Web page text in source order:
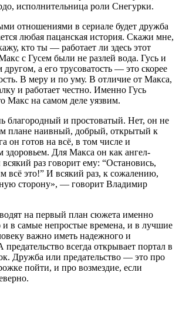
исполнительница роли Снегурки.
отношениями в сериале будет дружба
любая пацанская история. Скажи мне,
кто ты — работает ли здесь этот
с Гусем были не разлей вода. Гусь и
другом, а его трусоватость — это скорее
В меру и по уму. В отличие от Макса,
и работает честно. Именно Гусь
Макс на самом деле уязвим.
благородный и простоватый. Нет, он не
плане наивный, добрый, открытый к
он готов на всё, в том числе и
здоровьем. Для Макса он как ангел-
раз говорит ему: “Остановись,
всё это!” И всякий раз, к сожалению,
сторону», — говорит Владимир
на первый план сюжета именно
и в самые непростые времена, и в лучшие
важно иметь надежного и
всегда открывает портал в
Дружба или предательство — это про
пойти, и про возмездие, если